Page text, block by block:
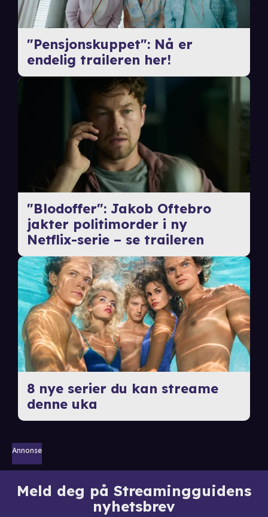
"Pensjonskuppet": Nå er
endelig traileren her!
"Blodoffer": Jakob Oftebro
jakter politimorder i ny
Netflix-serie – se traileren
8 nye serier du kan streame
denne uka
Annonse
Meld deg på Streamingguidens
nyhetsbrev